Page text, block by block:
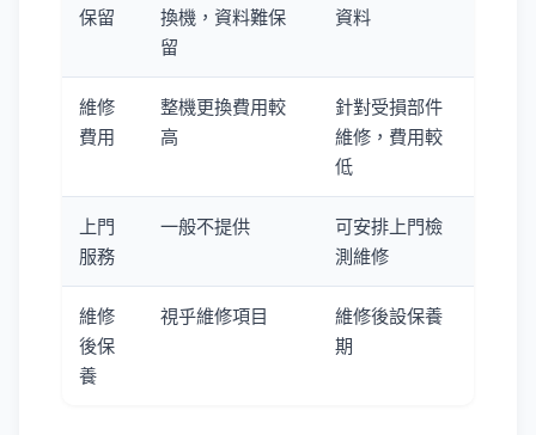
保留
換機，資料難保
留
資料
維修
費用
整機更換費用較
高
針對受損部件
維修，費用較
低
上門
服務
一般不提供
可安排上門檢
測維修
維修
後保
養
視乎維修項目
維修後設保養
期